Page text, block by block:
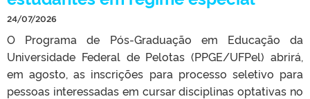
24/07/2026
O Programa de Pós-Graduação em Educação da
Universidade Federal de Pelotas (PPGE/UFPel) abrirá,
em agosto, as inscrições para processo seletivo para
pessoas interessadas em cursar disciplinas optativas no